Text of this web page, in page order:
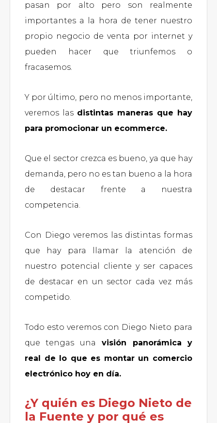
pasan por alto pero son realmente
importantes a la hora de tener nuestro
propio negocio de venta por internet y
pueden hacer que triunfemos o
fracasemos.
Y por último, pero no menos importante,
veremos las distintas maneras que hay
para promocionar un ecommerce.
Que el sector crezca es bueno, ya que hay
demanda, pero no es tan bueno a la hora
de destacar frente a nuestra
competencia.
Con Diego veremos las distintas formas
que hay para llamar la atención de
nuestro potencial cliente y ser capaces
de destacar en un sector cada vez más
competido.
Todo esto veremos con Diego Nieto para
que tengas una visión panorámica y
real de lo que es montar un comercio
electrónico hoy en día.
¿Y quién es Diego Nieto de
la Fuente y por qué es